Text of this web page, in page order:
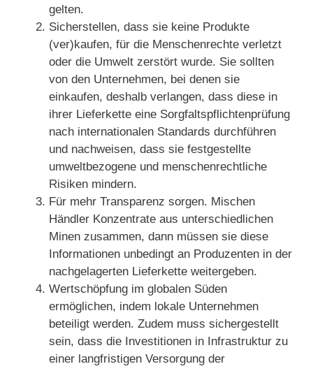
gelten.
Sicherstellen, dass sie keine Produkte
(ver)kaufen, für die Menschenrechte verletzt
oder die Umwelt zerstört wurde. Sie sollten
von den Unternehmen, bei denen sie
einkaufen, deshalb verlangen, dass diese in
ihrer Lieferkette eine Sorgfaltspflichtenprüfung
nach internationalen Standards durchführen
und nachweisen, dass sie festgestellte
umweltbezogene und menschenrechtliche
Risiken mindern.
Für mehr Transparenz sorgen. Mischen
Händler Konzentrate aus unterschiedlichen
Minen zusammen, dann müssen sie diese
Informationen unbedingt an Produzenten in der
nachgelagerten Lieferkette weitergeben.
Wertschöpfung im globalen Süden
ermöglichen, indem lokale Unternehmen
beteiligt werden. Zudem muss sichergestellt
sein, dass die Investitionen in Infrastruktur zu
einer langfristigen Versorgung der